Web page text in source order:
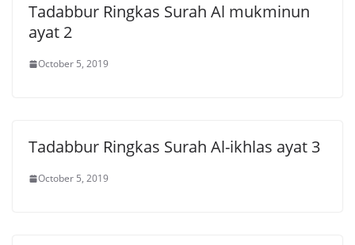
Tadabbur Ringkas Surah Al mukminun
ayat 2
October 5, 2019
Tadabbur Ringkas Surah Al-ikhlas ayat 3
October 5, 2019